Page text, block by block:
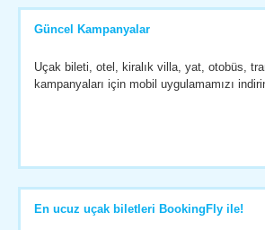
Güncel Kampanyalar
Uçak bileti, otel, kiralık villa, yat, otobüs,
kampanyaları için mobil uygulamamızı
En ucuz uçak biletleri BookingFly ile!